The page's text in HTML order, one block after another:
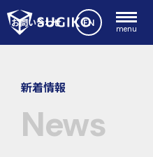
お問い合わせ EN menu
新着情報
News